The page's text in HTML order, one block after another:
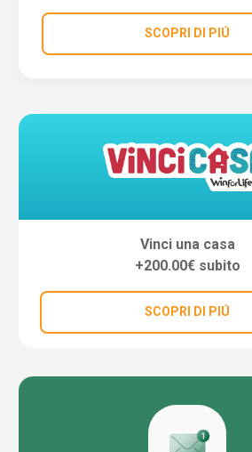
SCOPRI DI PIÚ
Vinci una casa
+200.00€ subito
SCOPRI DI PIÚ